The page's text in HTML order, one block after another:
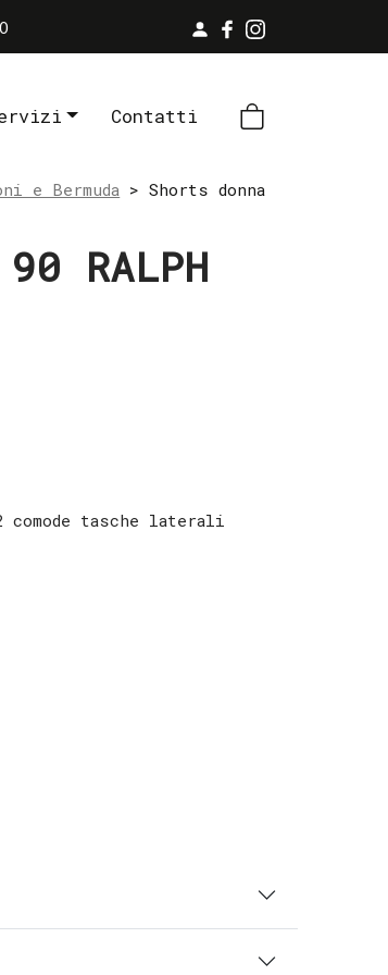
Contatti
e Bermuda > Shorts donna
90 RALPH
comode tasche laterali